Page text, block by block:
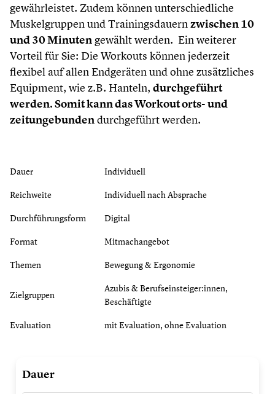
gewährleistet. Zudem können unterschiedliche
Muskelgruppen und Trainingsdauernzwischen 10
und 30 Minuten gewählt werden. Ein weiterer
Vorteil für Sie: Die Workouts können jederzeit
flexibel auf allen Endgeräten und ohne zusätzliches
Equipment, wie z.B. Hanteln, durchgeführt
werden. Somit kann das Workout orts- und
zeitungebundendurchgeführt werden.
Dauer
Individuell
Reichweite
Individuell nach Absprache
Durchführungsform
Digital
Format
Mitmachangebot
Themen
Bewegung & Ergonomie
Zielgruppen
Azubis & Berufseinsteiger:innen,
Beschäftigte
Evaluation
mit Evaluation, ohne Evaluation
Dauer
Workout